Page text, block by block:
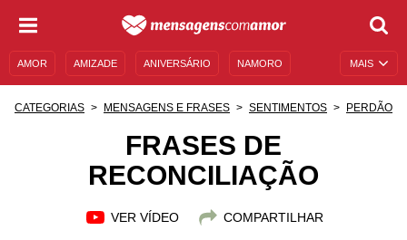
MAIS
AMOR AMIZADE ANIVERSÁRIO NAMORO
MENSAGENS E FRASES MENSAGENS DE ANIVERSÁRIO
CATEGORIAS MENSAGENS E FRASES SENTIMENTOS PERDÃO
FRASES DE
RECONCILIAÇÃO
VER VÍDEO COMPARTILHAR